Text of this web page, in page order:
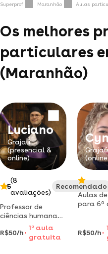
Superprof Maranhão Aulas
Os melhores
particulares
(Maranhão)
Luciano
Grajaú
(presencial &
online)
5
(8
avaliações)
Recomendado
Professor de
ciências humanas,
dá aulas de
história, geografia,
sociologia e
R$50/h
1 aaula
gratuita
Grajaú
Aulas
para 6º
R$50/h
1